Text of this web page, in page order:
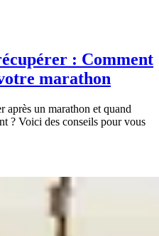
: Comment
marathon
après un marathon et quand
? Voici des conseils pour vous